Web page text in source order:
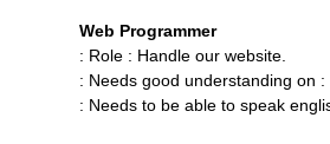
Web Programmer
: Role : Handle our website.
: Needs good understanding on
: Needs to be able to speak